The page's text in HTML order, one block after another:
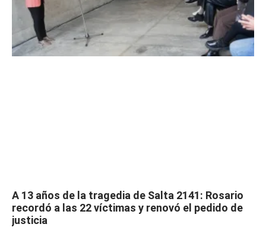
A 13 años de la tragedia de Salta 2141: Rosario
recordó a las 22 víctimas y renovó el pedido de
justicia